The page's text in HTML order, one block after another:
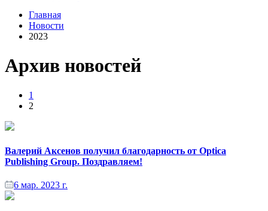
Главная
Новости
2023
Архив новостей
1
2
Валерий Аксенов получил благодарность от Optica
Publishing Group. Поздравляем!
6 мар. 2023 г.